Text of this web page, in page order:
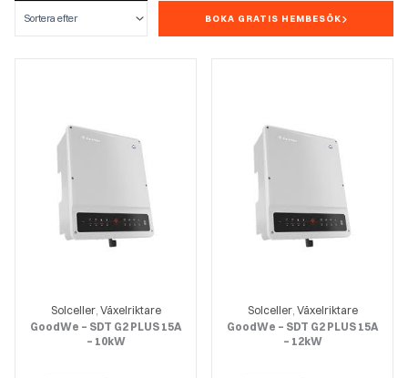
BOKA GRATIS HEMBESÖK
Solceller, Växelriktare
GoodWe – SDT G2 PLUS 15A
– 10kW
Solceller, Växelriktare
GoodWe – SDT G2 PLUS 15A
– 12kW